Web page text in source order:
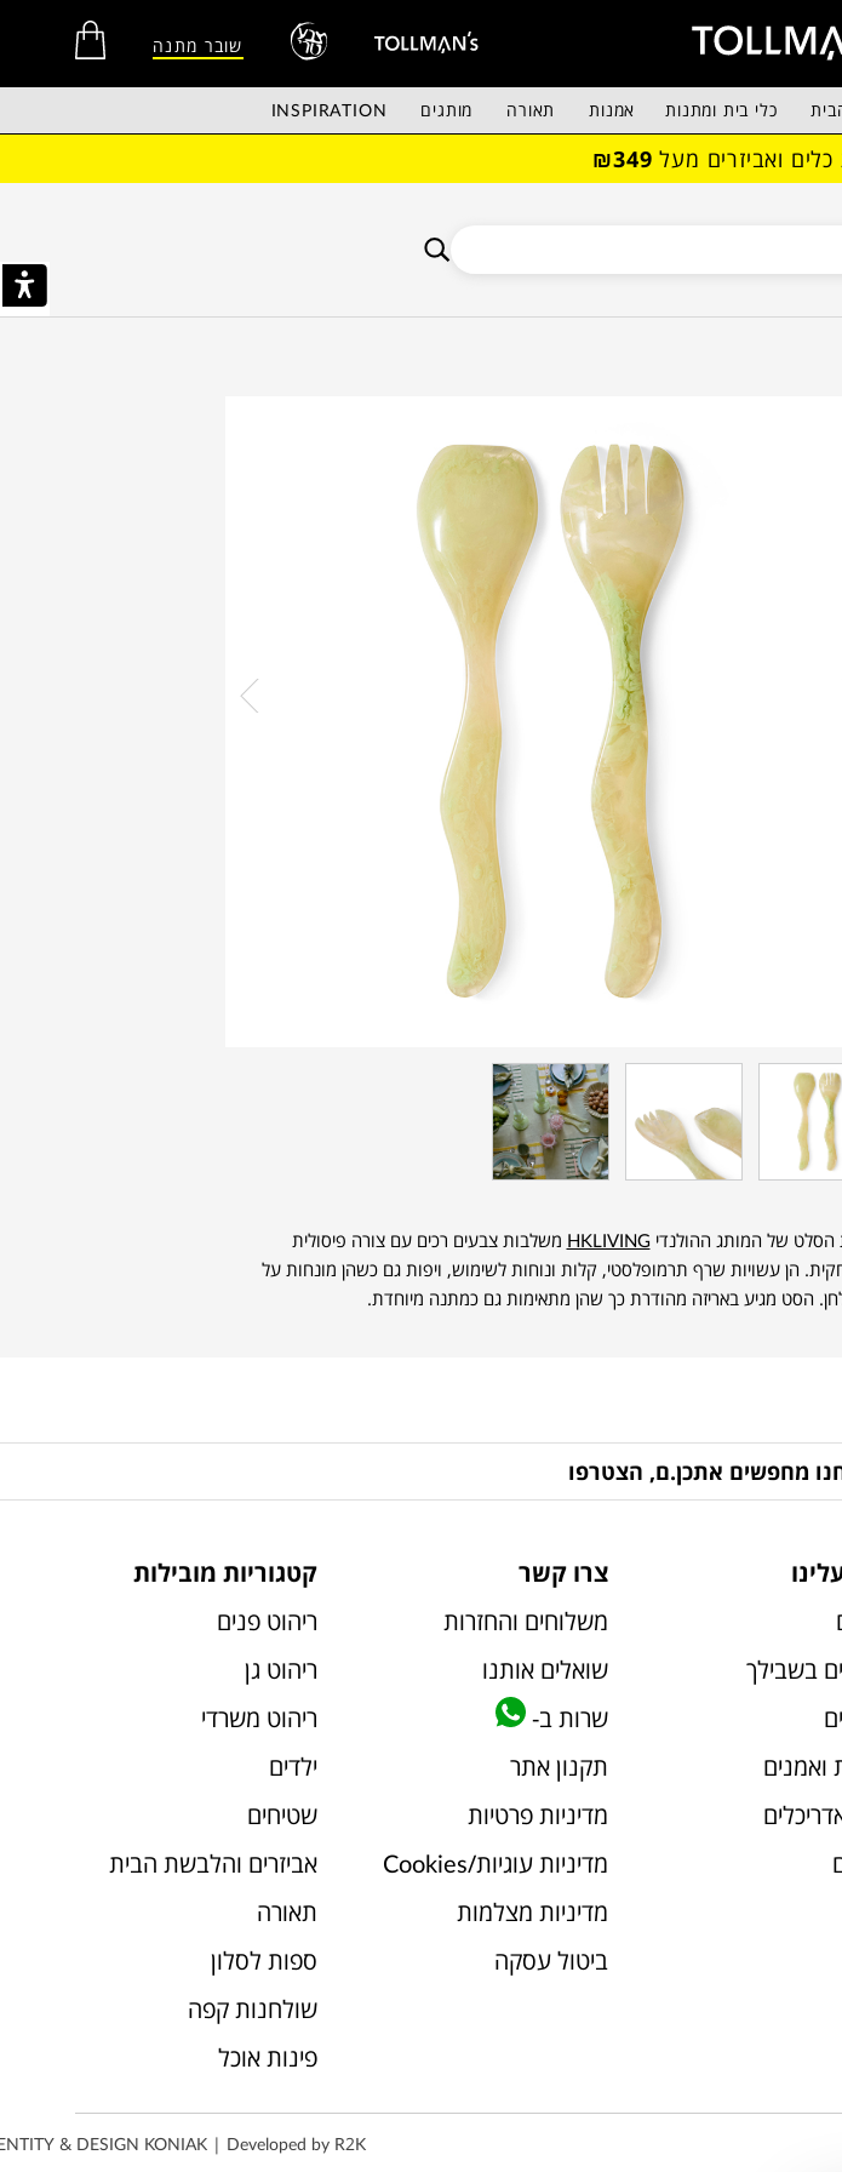
שובר מתנה
כלי בית ומתנות אמנות תאורה מותגים INSPIRATION
ואביזרים מעל ₪349
הסלט של המותג ההולנדיHKLIVING משלבות צבעים רכים עם צורה פיסולית
הן עשויות שרף תרמופלסטי, קלות ונוחות לשימוש, ויפות גם כשהן מונחות על
הסט מגיע באריזה מהודרת כך שהן מתאימות גם כמתנה מיוחדת.
מחפשים אתכן.ם, הצטרפו
בשבילך
ואמנים
צרו קשר
משלוחים והחזרות
שואלים אותנו
שרות ב-
תקנון אתר
מדיניות פרטיות
מדיניות עוגיות/Cookies
מדיניות מצלמות
ביטול עסקה
קטגוריות מובילות
ריהוט פנים
ריהוט גן
ריהוט משרדי
ילדים
שטיחים
אביזרים והלבשת הבית
תאורה
ספות לסלון
שולחנות קפה
פינות אוכל
& DESIGN KONIAK | Developed by R2K